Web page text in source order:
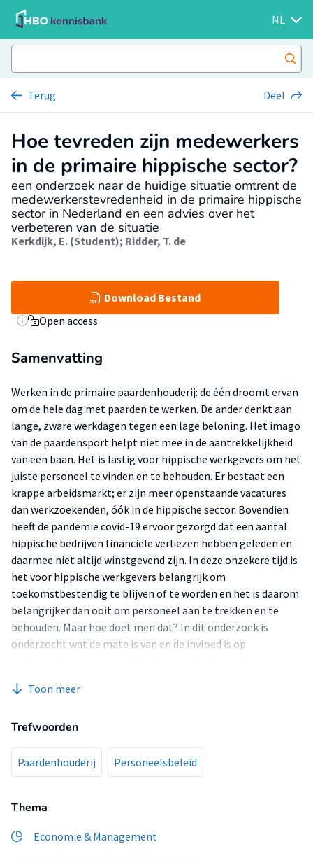
NL
Terug Deel
Hoe tevreden zijn medewerkers
in de primaire hippische sector?
een onderzoek naar de huidige situatie omtrent de
medewerkerstevredenheid in de primaire hippische
sector in Nederland en een advies over het
verbeteren van de situatie
Kerkdijk, E. (Student); Ridder, T. de
Download Bestand
Open access
Samenvatting
Werken in de primaire paardenhouderij: de één droomt ervan
om de hele dag met paarden te werken. De ander denkt aan
lange, zware werkdagen tegen een lage beloning. Het imago
van de paardensport helpt niet mee in de aantrekkelijkheid
van een baan. Het is lastig voor hippische werkgevers om het
juiste personeel te vinden en te behouden. Er bestaat een
krappe arbeidsmarkt; er zijn meer openstaande vacatures
dan werkzoekenden, óók in de hippische sector. Bovendien
heeft de pandemie covid-19 ervoor gezorgd dat een aantal
hippische bedrijven financiële verliezen hebben geleden en
daarmee niet altijd winstgevend zijn. In deze onzekere tijd is
het voor hippische werkgevers belangrijk om
toekomstbestendig te blijven of te worden en het is daarom
belangrijker dan ooit om personeel aan te trekken en te
behouden. Maar hoe doet men dat? In dit onderzoek is
onderzocht wat de mate is van en de invloed is op
Toon meer
Trefwoorden
Paardenhouderij Personeelsbeleid
Thema
Economie & Management